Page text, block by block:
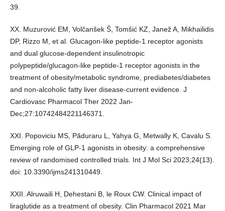
39.
XX. Muzurović EM, Volčanšek Š, Tomšić KZ, Janež A, Mikhailidis
DP, Rizzo M, et al. Glucagon-like peptide-1 receptor agonists
and dual glucose-dependent insulinotropic
polypeptide/glucagon-like peptide-1 receptor agonists in the
treatment of obesity/metabolic syndrome, prediabetes/diabetes
and non-alcoholic fatty liver disease-current evidence. J
Cardiovasc Pharmacol Ther 2022 Jan-
Dec;27:10742484221146371.
XXI. Popoviciu MS, Păduraru L, Yahya G, Metwally K, Cavalu S.
Emerging role of GLP-1 agonists in obesity: a comprehensive
review of randomised controlled trials. Int J Mol Sci 2023;24(13).
doi: 10.3390/ijms241310449.
XXII. Alruwaili H, Dehestani B, le Roux CW. Clinical impact of
liraglutide as a treatment of obesity. Clin Pharmacol 2021 Mar